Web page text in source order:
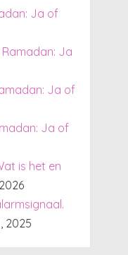
Ja of
Ja
Ja of
Ja of
is het en
2025